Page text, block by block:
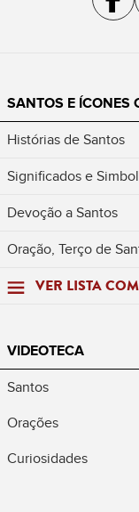
SANTOS E ÍCONES
Histórias de Santos
Significados e
Devoção a Santos
Oração, Terço de
VER LISTA
VIDEOTECA
Santos
Orações
Curiosidades